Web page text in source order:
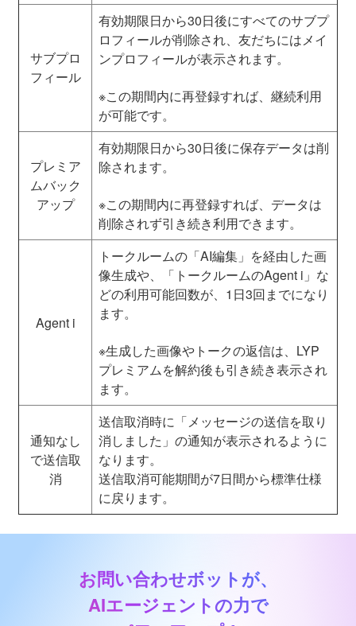
サブプロ
フィール
有効期限日から30日後にすべてのサブプ
ロフィールが削除され、友だちにはメイ
ンプロフィールが表示されます。
※この期間内に再登録すれば、継続利用
が可能です。
プレミア
ムバック
アップ
有効期限日から30日後に保存データは削
除されます。
※この期間内に再登録すれば、データは
削除されず引き続き利用できます。
Agent i
トークルームの「AI編集」を経由した画
像生成や、「トークルームのAgent i」な
どの利用可能回数が、1日3回までになり
ます。
※生成した画像やトークの返信は、LYP
プレミアムを解約後も引き続き表示され
ます。
通知なし
で送信取
消
送信取消時に「メッセージの送信を取り
消しました」の通知が表示されるように
なります。
送信取消可能期間が7日間から標準仕様
に戻ります。
お問い合わせボットが、
AIエージェントの力で